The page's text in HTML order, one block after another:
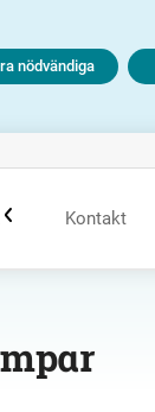
nödvändiga
Kontakt